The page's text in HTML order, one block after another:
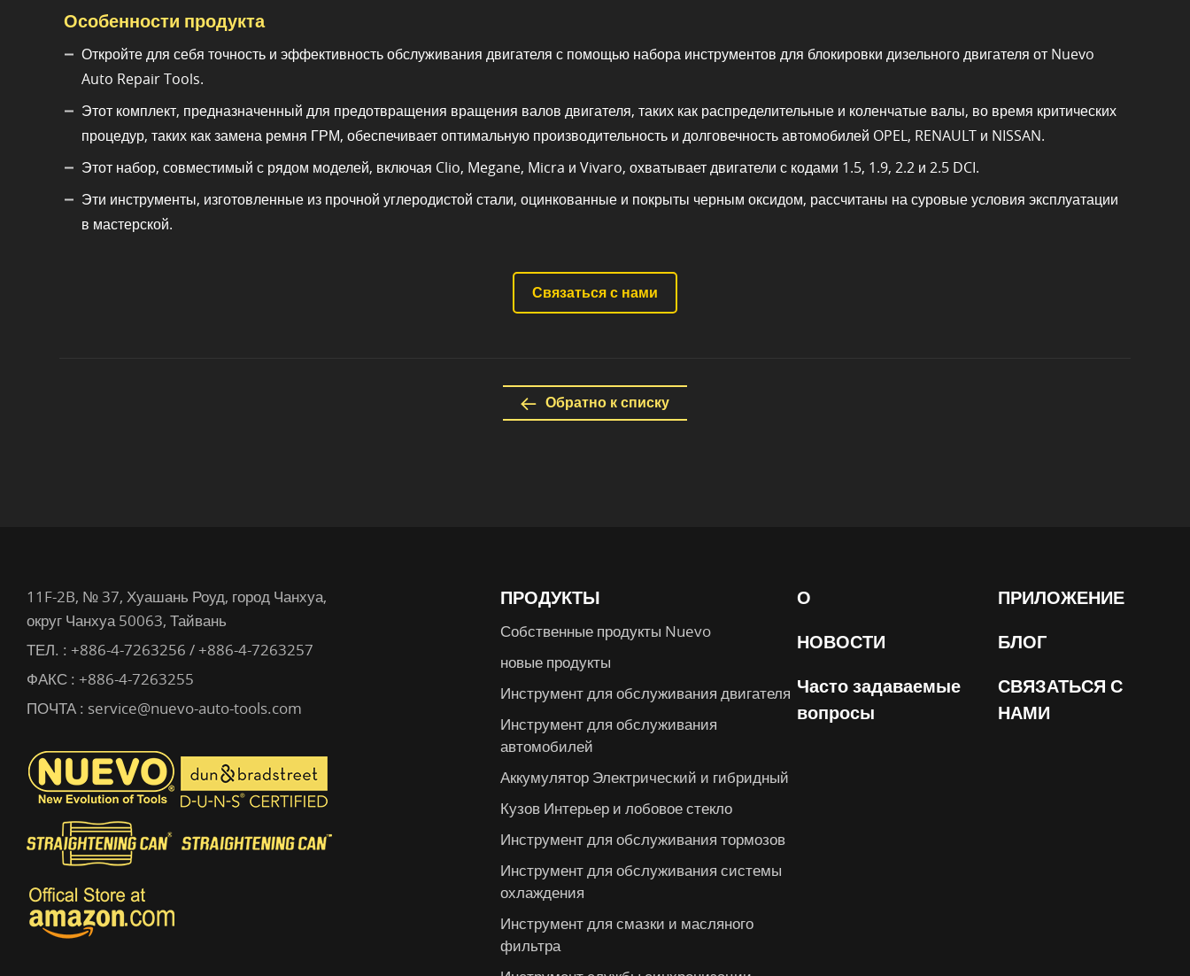
Особенности продукта
Откройте для себя точность и эффективность обслуживания двигателя с помощью набора инструментов для блокировки дизельного двигателя от Nuevo
Auto Repair Tools.
Этот комплект, предназначенный для предотвращения вращения валов двигателя, таких как распределительные и коленчатые валы, во время критических
процедур, таких как замена ремня ГРМ, обеспечивает оптимальную производительность и долговечность автомобилей OPEL, RENAULT и NISSAN.
Этот набор, совместимый с рядом моделей, включая Clio, Megane, Micra и Vivaro, охватывает двигатели с кодами 1.5, 1.9, 2.2 и 2.5 DCI.
Эти инструменты, изготовленные из прочной углеродистой стали, оцинкованные и покрыты черным оксидом, рассчитаны на суровые условия эксплуатации
в мастерской.
Связаться с нами
Обратно к списку
ПРОДУКТЫ
Собственные продукты Nuevo
новые продукты
Инструмент для обслуживания двигателя
Инструмент для обслуживания
автомобилей
Аккумулятор Электрический и гибридный
Кузов Интерьер и лобовое стекло
Инструмент для обслуживания тормозов
Инструмент для обслуживания системы
охлаждения
Инструмент для смазки и масляного
фильтра
О
ПРИЛОЖЕНИЕ
НОВОСТИ
БЛОГ
Часто задаваемые
вопросы
СВЯЗАТЬСЯ С
НАМИ
11F-2B, № 37, Хуашань Роуд, город Чанхуа,
округ Чанхуа 50063, Тайвань
ТЕЛ. : +886-4-7263256 / +886-4-7263257
ФАКС : +886-4-7263255
ПОЧТА : service@nuevo-auto-tools.com